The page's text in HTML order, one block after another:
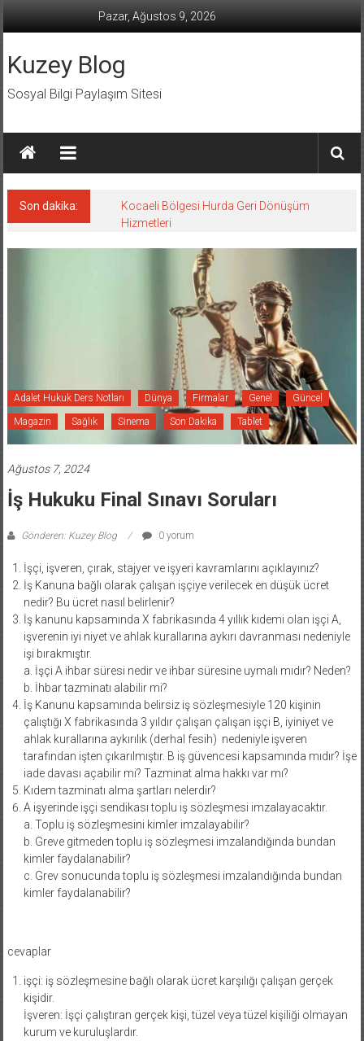
Pazar, Ağustos 9, 2026
Kuzey Blog
Sosyal Bilgi Paylaşım Sitesi
Son dakika:
Kocaeli Bölgesi Hurda Geri Dönüşüm
Hizmetleri
Adalet Hukuk Ders Notları Dünya Firmalar Genel Güncel
Magazin Sağlık Sinema Son Dakika Tablet
Ağustos 7, 2024
İş Hukuku Final Sınavı Soruları
Gönderen: Kuzey Blog 0 yorum
İşçi, işveren, çırak, stajyer ve işyeri kavramlarını açıklayınız?
İş Kanuna bağlı olarak çalışan işçiye verilecek en düşük ücret
nedir? Bu ücret nasıl belirlenir?
İş kanunu kapsamında X fabrikasında 4 yıllık kıdemi olan işçi A,
işverenin iyi niyet ve ahlak kurallarına aykırı davranması nedeniyle
işi bırakmıştır.
a. İşçi A ihbar süresi nedir ve ihbar süresine uymalı mıdır? Neden?
b. İhbar tazminatı alabilir mi?
İş Kanunu kapsamında belirsiz iş sözleşmesiyle 120 kişinin
çalıştığı X fabrikasında 3 yıldır çalışan çalışan işçi B, iyiniyet ve
ahlak kurallarına aykırılık (derhal fesih) nedeniyle işveren
tarafından işten çıkarılmıştır. B iş güvencesi kapsamında mıdır? İşe
iade davası açabilir mi? Tazminat alma hakkı var mı?
Kıdem tazminatı alma şartları nelerdir?
A işyerinde işçi sendikası toplu iş sözleşmesi imzalayacaktır.
a. Toplu iş sözleşmesini kimler imzalayabilir?
b. Greve gitmeden toplu iş sözleşmesi imzalandığında bundan
kimler faydalanabilir?
c. Grev sonucunda toplu iş sözleşmesi imzalandığında bundan
kimler faydalanabilir?
cevaplar
işçi: iş sözleşmesine bağlı olarak ücret karşılığı çalışan gerçek
kişidir.
İşveren: İşçi çalıştıran gerçek kişi, tüzel veya tüzel kişiliği olmayan
kurum ve kuruluşlardır.